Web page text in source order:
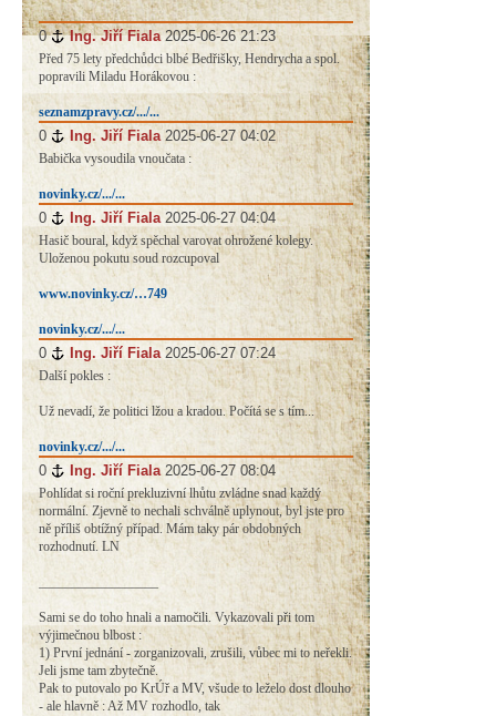
0 # Ing. Jiří Fiala 2025-06-26 21:23
Před 75 lety předchůdci blbé Bedřišky, Hendrycha a spol.
popravili Miladu Horákovou :
seznamzpravy.cz/.../...
0 # Ing. Jiří Fiala 2025-06-27 04:02
Babička vysoudila vnoučata :
novinky.cz/.../...
0 # Ing. Jiří Fiala 2025-06-27 04:04
Hasič boural, když spěchal varovat ohrožené kolegy.
Uloženou pokutu soud rozcupoval
www.novinky.cz/…749
novinky.cz/.../...
0 # Ing. Jiří Fiala 2025-06-27 07:24
Další pokles :
Už nevadí, že politici lžou a kradou. Počítá se s tím...
novinky.cz/.../...
0 # Ing. Jiří Fiala 2025-06-27 08:04
Pohlídat si roční prekluzivní lhůtu zvládne snad každý
normální. Zjevně to nechali schválně uplynout, byl jste pro
ně příliš obtížný případ. Mám taky pár obdobných
rozhodnutí. LN
Sami se do toho hnali a namočili. Vykazovali při tom
výjimečnou blbost :
1) První jednání - zorganizovali, zrušili, vůbec mi to neřekli.
Jeli jsme tam zbytečně.
Pak to putovalo po KrÚř a MV, všude to leželo dost dlouho
- ale hlavně : Až MV rozhodlo, tak